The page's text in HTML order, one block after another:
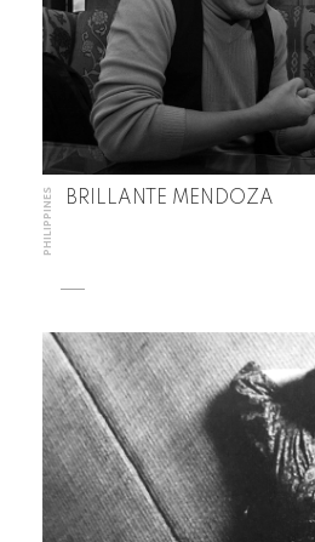
PHILIPPINES BRILLANTE MENDOZA